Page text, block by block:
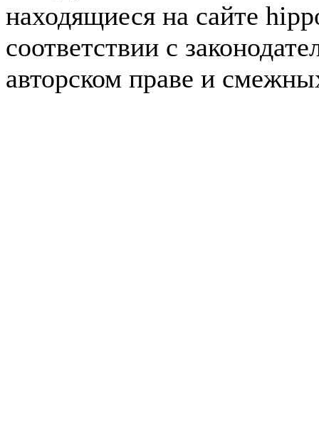
находящиеся на сайте
соответствии с
авторском праве и